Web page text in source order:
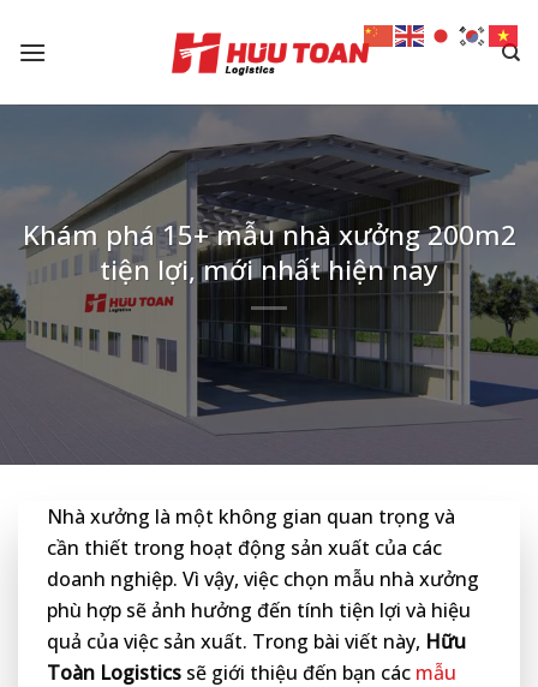
Khám phá 15+ mẫu nhà xưởng 200m2
tiện lợi, mới nhất hiện nay
Nhà xưởng là một không gian quan trọng và
cần thiết trong hoạt động sản xuất của các
doanh nghiệp. Vì vậy, việc chọn mẫu nhà xưởng
phù hợp sẽ ảnh hưởng đến tính tiện lợi và hiệu
quả của việc sản xuất. Trong bài viết này, Hữu
Toàn Logistics sẽ giới thiệu đến bạn các mẫu